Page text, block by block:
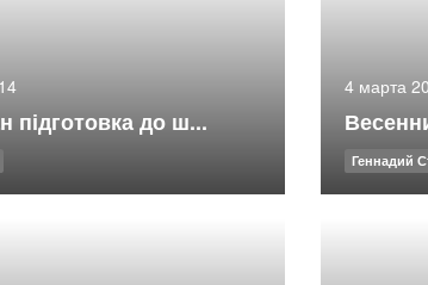
підготовка до ш...
4 марта
Геннадий